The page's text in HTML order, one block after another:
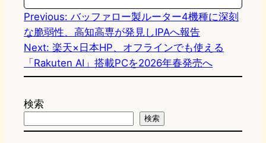
Previous: バッファロー製ルーター4機種に深刻
な脆弱性、高知高専が発見しIPAへ報告
Next: 楽天×日本HP、オフラインでも使える
「Rakuten AI」搭載PCを2026年春発売へ
検索
検索